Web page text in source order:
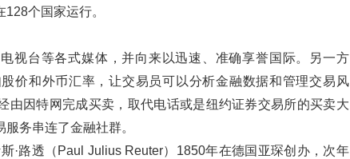
个国家运行。
视台等各式媒体，并向来以迅速、准确享誉国际。另一方
价和外币汇率，让交易员可以分析金融数据和管理交易风
由因特网完成买卖，取代电话或是纽约证券交易所的买卖大
务串连了金融社群。
·路透（Paul Julius Reuter）1850年在德国亚琛创办，次年